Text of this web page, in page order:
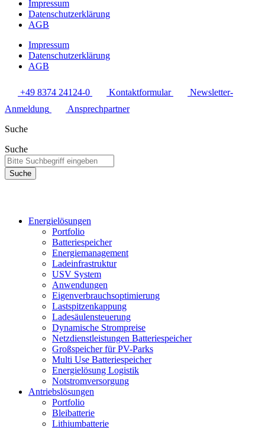
Impressum
Datenschutzerklärung
AGB
Impressum
Datenschutzerklärung
AGB
+49 8374 24124-0 Kontaktformular
Newsletter-
Anmeldung
Ansprechpartner
Suche
Suche
Suche
Energielösungen
Portfolio
Batteriespeicher
Energiemanagement
Ladeinfrastruktur
USV System
Anwendungen
Eigenverbrauchsoptimierung
Lastspitzenkappung
Ladesäulensteuerung
Dynamische Strompreise
Netzdienstleistungen Batteriespeicher
Großspeicher für PV-Parks
Multi Use Batteriespeicher
Energielösung Logistik
Notstromversorgung
Antriebslösungen
Portfolio
Bleibatterie
Lithiumbatterie